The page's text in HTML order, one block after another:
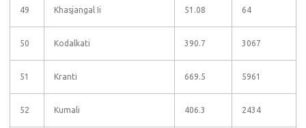
49 Khasjangal Ii 51.08 64
50 Kodalkati 390.7 3067
51 Kranti 669.5 5961
52 Kumali 406.3 2434